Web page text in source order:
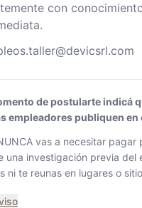
con
de postularte indicá
empleadores publiquen en
vas a necesitar
una investigación previa
ni te reunas en lugares o